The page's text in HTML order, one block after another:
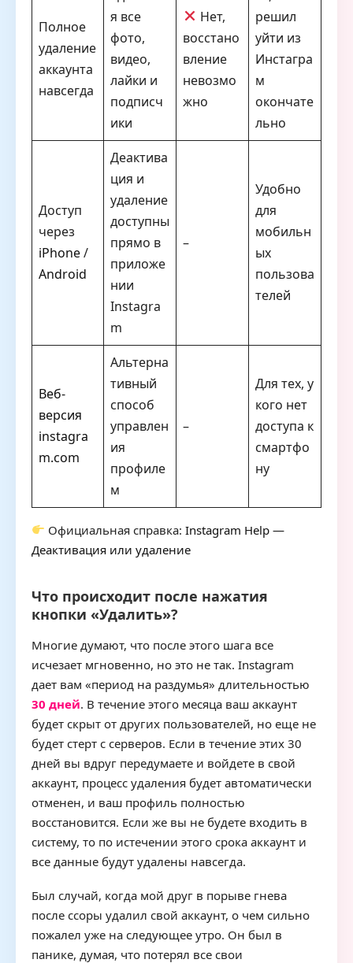
Полное
удаление
аккаунта
навсегда
я все
фото,
видео,
лайки и
подписч
ики
Нет,
восстано
вление
невозмо
жно
решил
уйти из
Инстагра
м
окончате
льно
Доступ
через
iPhone/
Android
Деактива
ция и
удаление
доступны
прямо в
приложе
нии
Instagra
m
–
Удобно
для
мобильн
ых
пользова
телей
Веб-
версия
instagra
m.com
Альтерна
тивный
способ
управлен
ия
профиле
м
–
Для тех, у
кого нет
доступа к
смартфо
ну
Официальная справка:Instagram Help —
Деактивация или удаление
Что происходит после нажатия
кнопки «Удалить»?
Многие думают, что после этого шага все
исчезает мгновенно, но это не так. Instagram
дает вам «период на раздумья» длительностью
30 дней. В течение этого месяца ваш аккаунт
будет скрыт от других пользователей, но еще не
будет стерт с серверов. Если в течение этих 30
дней вы вдруг передумаете и войдете в свой
аккаунт, процесс удаления будет автоматически
отменен, и ваш профиль полностью
восстановится. Если же вы не будете входить в
систему, то по истечении этого срока аккаунт и
все данные будут удалены навсегда.
Был случай, когда мой друг в порыве гнева
после ссоры удалил свой аккаунт, о чем сильно
пожалел уже на следующее утро. Он был в
панике, думая, что потерял все свои